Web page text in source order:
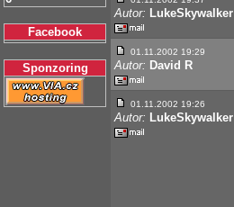
Facebook
Sponzoring
Autor: LukeSkywalker
01.11.2002 19:29
Autor: David R
01.11.2002 19:26
Autor: LukeSkywalker